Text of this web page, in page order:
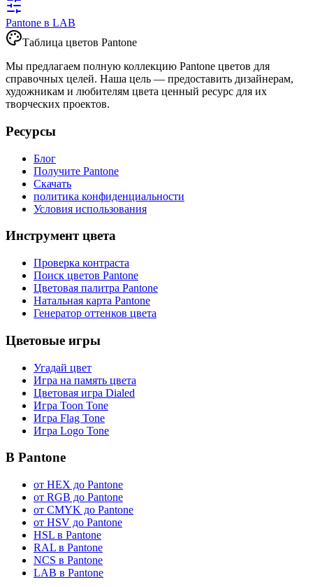
Pantone в LAB
Таблица цветов Pantone
Мы предлагаем полную коллекцию Pantone цветов для
справочных целей. Наша цель — предоставить дизайнерам,
художникам и любителям цвета ценный ресурс для их
творческих проектов.
Ресурсы
Блог
Получите Pantone
Скачать
политика конфиденциальности
Условия использования
Инструмент цвета
Проверка контраста
Поиск цветов Pantone
Цветовая палитра Pantone
Натальная карта Pantone
Генератор оттенков цвета
Цветовые игры
Угадай цвет
Игра на память цвета
Цветовая игра Dialed
Игра Toon Tone
Игра Flag Tone
Игра Logo Tone
В Pantone
от HEX до Pantone
от RGB до Pantone
от CMYK до Pantone
от HSV до Pantone
HSL в Pantone
RAL в Pantone
NCS в Pantone
LAB в Pantone